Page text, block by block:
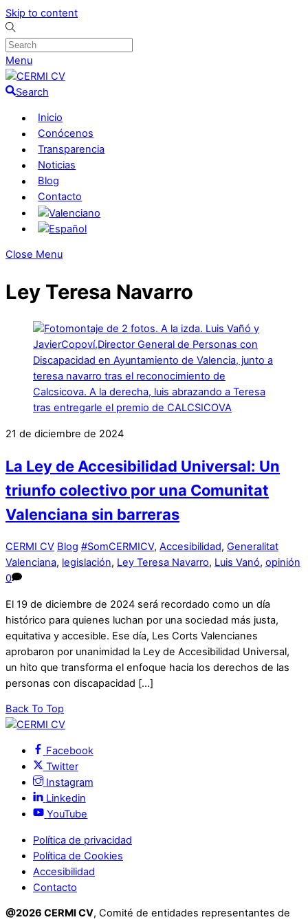
Skip to content
Menu
Search
Inicio
Conócenos
Transparencia
Noticias
Blog
Contacto
Close Menu
Ley Teresa Navarro
21 de diciembre de 2024
La Ley de Accesibilidad Universal: Un
triunfo colectivo por una Comunitat
Valenciana sin barreras
CERMI CV Blog #SomCERMICV, Accesibilidad, Generalitat
Valenciana, legislación, Ley Teresa Navarro, Luis Vanó, opinión
0
El 19 de diciembre de 2024 será recordado como un día
histórico para quienes luchan por una sociedad más justa,
equitativa y accesible. Ese día, Les Corts Valencianes
aprobaron por unanimidad la Ley de Accesibilidad Universal,
un hito que transforma el enfoque hacia los derechos de las
personas con discapacidad […]
Back To Top
Facebook
Twitter
Instagram
Linkedin
YouTube
Política de privacidad
Política de Cookies
Accesibilidad
Contacto
@2026 CERMI CV, Comité de entidades representantes de